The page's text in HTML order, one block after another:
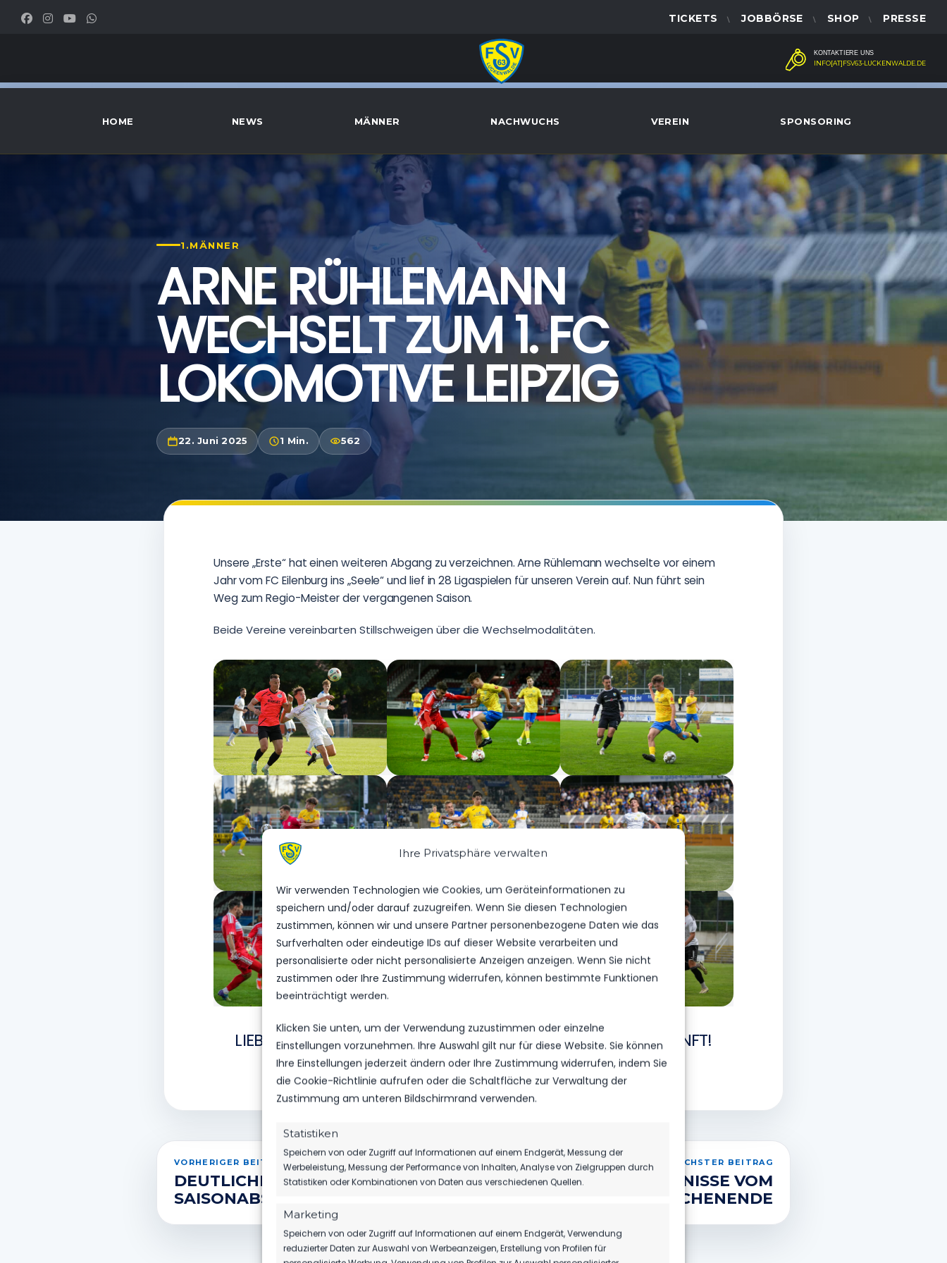
Ihre Privatsphäre verwalten
Wir verwenden Technologien wie Cookies, um Geräteinformationen zu
speichern und/oder darauf zuzugreifen. Wenn Sie diesen Technologien
zustimmen, können wir und unsere Partner personenbezogene Daten wie das
Surfverhalten oder eindeutige IDs auf dieser Website verarbeiten und
personalisierte oder nicht personalisierte Anzeigen anzeigen. Wenn Sie nicht
zustimmen oder Ihre Zustimmung widerrufen, können bestimmte Funktionen
beeinträchtigt werden.
Klicken Sie unten, um der Verwendung zuzustimmen oder einzelne
Einstellungen vorzunehmen. Ihre Auswahl gilt nur für diese Website. Sie können
Ihre Einstellungen jederzeit ändern oder Ihre Zustimmung widerrufen, indem Sie
die Cookie-Richtlinie aufrufen oder die Schaltfläche zur Verwaltung der
Zustimmung am unteren Bildschirmrand verwenden.
Statistiken
Speichern von oder Zugriff auf Informationen auf einem Endgerät, Messung der
Werbeleistung, Messung der Performance von Inhalten, Analyse von Zielgruppen durch
Statistiken oder Kombinationen von Daten aus verschiedenen Quellen.
Marketing
Speichern von oder Zugriff auf Informationen auf einem Endgerät, Verwendung
reduzierter Daten zur Auswahl von Werbeanzeigen, Erstellung von Profilen für
TICKETS JOBBÖRSE SHOP PRESSE
KONTAKTIERE UNS
INFO[AT]FSV63-LUCKENWALDE.DE
HOME NEWS MÄNNER NACHWUCHS VEREIN SPONSORING
1.MÄNNER
ARNE RÜHLEMANN
WECHSELT ZUM 1. FC
LOKOMOTIVE LEIPZIG
22. Juni 2025 1 Min. 562
Unsere „Erste“ hat einen weiteren Abgang zu verzeichnen. Arne Rühlemann wechselte vor einem
Jahr vom FC Eilenburg ins „Seele“ und lief in 28 Ligaspielen für unseren Verein auf. Nun führt sein
Weg zum Regio-Meister der vergangenen Saison.
Beide Vereine vereinbarten Stillschweigen über die Wechselmodalitäten.
LIEBER RÜHLE, WIR WÜNSCHEN DIR ALLES GUTE FÜR DIE ZUKUNFT!
VORHERIGER BEITRAG
DEUTLICHER HEIMSIEG ZUM
SAISONABSCHLUSS
NÄCHSTER BEITRAG
ERGEBNISSE VOM
WOCHENENDE